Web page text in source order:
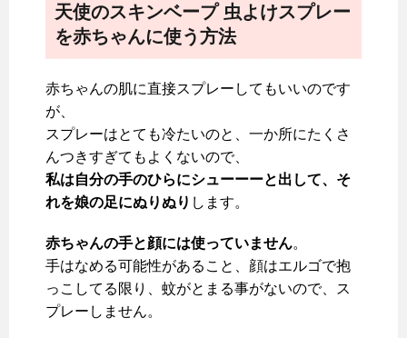
天使のスキンベープ 虫よけスプレー
を赤ちゃんに使う方法
赤ちゃんの肌に直接スプレーしてもいいのです
が、
スプレーはとても冷たいのと、一か所にたくさ
んつきすぎてもよくないので、
私は自分の手のひらにシューーーと出して、そ
れを娘の足にぬりぬり します。
赤ちゃんの手と顔には使っていません。
手はなめる可能性があること、顔はエルゴで抱
っこしてる限り、蚊がとまる事がないので、ス
プレーしません。